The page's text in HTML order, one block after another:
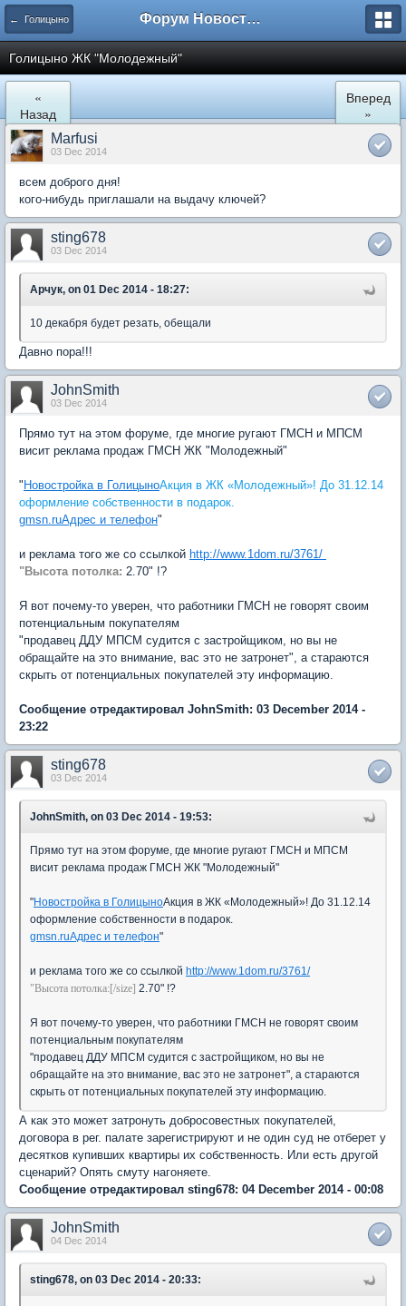
← Голицыно Форум Новостройки
Голицыно ЖК "Молодежный"
«
Назад
Вперед
»
Marfusi
03 Dec 2014
всем доброго дня!
кого-нибудь приглашали на выдачу ключей?
sting678
03 Dec 2014
Арчук, on 01 Dec 2014 - 18:27:
10 декабря будет резать, обещали
Давно пора!!!
JohnSmith
03 Dec 2014
Прямо тут на этом форуме, где многие ругают ГМСН и МПСМ
висит реклама продаж ГМСН ЖК "Молодежный"
" Новостройка в ГолицыноАкция в ЖК «Молодежный»! До 31.12.14
оформление собственности в подарок.
gmsn.ruАдрес и телефон"
и реклама того же со ссылкой http://www.1dom.ru/3761/
"Высота потолка: 2.70" !?
Я вот почему-то уверен, что работники ГМСН не говорят своим
потенциальным покупателям
"продавец ДДУ МПСМ судится с застройщиком, но вы не
обращайте на это внимание, вас это не затронет", а стараются
скрыть от потенциальных покупателей эту информацию.
Сообщение отредактировал JohnSmith: 03 December 2014 -
23:22
sting678
03 Dec 2014
JohnSmith, on 03 Dec 2014 - 19:53:
Прямо тут на этом форуме, где многие ругают ГМСН и МПСМ
висит реклама продаж ГМСН ЖК "Молодежный"
"Новостройка в ГолицыноАкция в ЖК «Молодежный»! До 31.12.14
оформление собственности в подарок.
gmsn.ruАдрес и телефон"
и реклама того же со ссылкой http://www.1dom.ru/3761/
"Высота потолка:[/size] 2.70" !?
Я вот почему-то уверен, что работники ГМСН не говорят своим
потенциальным покупателям
"продавец ДДУ МПСМ судится с застройщиком, но вы не
обращайте на это внимание, вас это не затронет", а стараются
скрыть от потенциальных покупателей эту информацию.
А как это может затронуть добросовестных покупателей,
договора в рег. палате зарегистрируют и не один суд не отберет у
десятков купивших квартиры их собственность. Или есть другой
сценарий? Опять смуту нагоняете.
Сообщение отредактировал sting678: 04 December 2014 - 00:08
JohnSmith
04 Dec 2014
sting678, on 03 Dec 2014 - 20:33: